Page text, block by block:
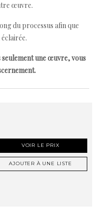
œuvre.
du processus afin que
seulement une œuvre, vous
VOIR LE PRIX
AJOUTER À UNE LISTE